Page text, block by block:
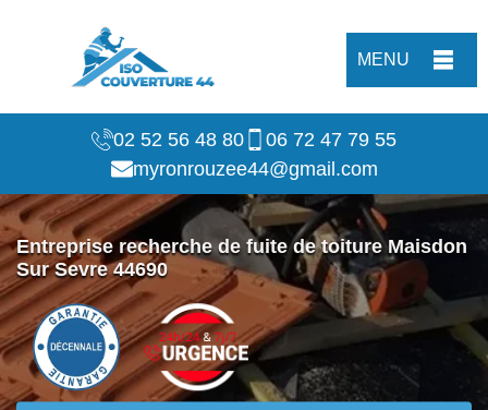
MENU
02 52 56 48 80
06 72 47 79 55
myronrouzee44@gmail.com
Entreprise recherche de fuite de toiture Maisdon
Sur Sevre 44690